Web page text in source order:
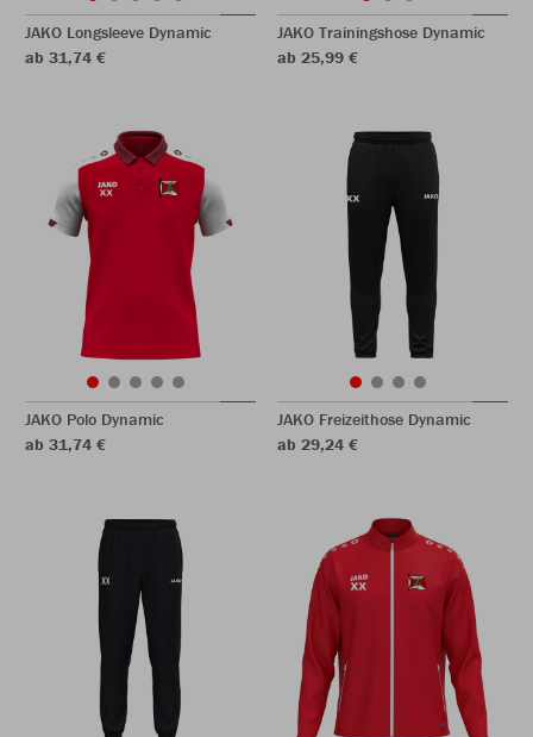
JAKO Longsleeve Dynamic
ab 31,74 €
JAKO Trainingshose Dynamic
ab 25,99 €
JAKO Polo Dynamic
ab 31,74 €
JAKO Freizeithose Dynamic
ab 29,24 €